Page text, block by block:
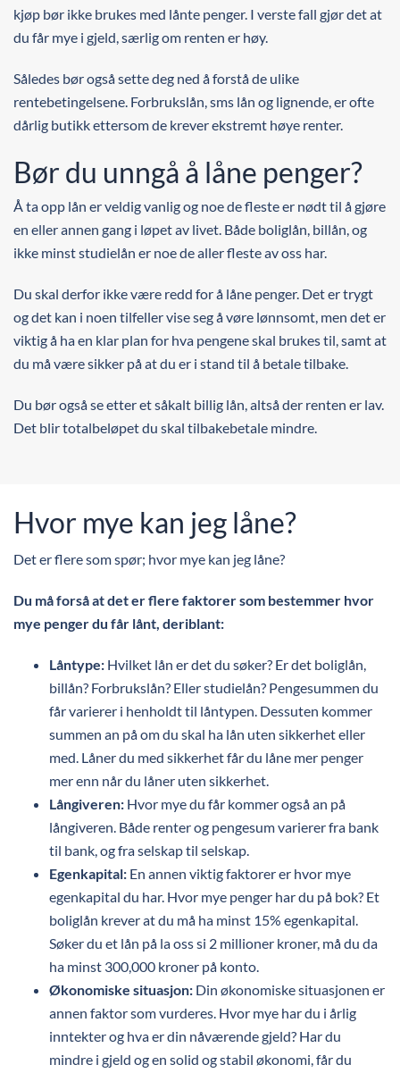
kjøp bør ikke brukes med lånte penger. I verste fall gjør det at
du får mye i gjeld, særlig om renten er høy.
Således bør også sette deg ned å forstå de ulike
rentebetingelsene. Forbrukslån, sms lån og lignende, er ofte
dårlig butikk ettersom de krever ekstremt høye renter.
Bør du unngå å låne penger?
Å ta opp lån er veldig vanlig og noe de fleste er nødt til å gjøre
en eller annen gang i løpet av livet. Både boliglån, billån, og
ikke minst studielån er noe de aller fleste av oss har.
Du skal derfor ikke være redd for å låne penger. Det er trygt
og det kan i noen tilfeller vise seg å vøre lønnsomt, men det er
viktig å ha en klar plan for hva pengene skal brukes til, samt at
du må være sikker på at du er i stand til å betale tilbake.
Du bør også se etter et såkalt billig lån, altså der renten er lav.
Det blir totalbeløpet du skal tilbakebetale mindre.
Hvor mye kan jeg låne?
Det er flere som spør; hvor mye kan jeg låne?
Du må forså at det er flere faktorer som bestemmer hvor
mye penger du får lånt, deriblant:
Låntype: Hvilket lån er det du søker? Er det boliglån,
billån? Forbrukslån? Eller studielån? Pengesummen du
får varierer i henholdt til låntypen. Dessuten kommer
summen an på om du skal ha lån uten sikkerhet eller
med. Låner du med sikkerhet får du låne mer penger
mer enn når du låner uten sikkerhet.
Långiveren: Hvor mye du får kommer også an på
långiveren. Både renter og pengesum varierer fra bank
til bank, og fra selskap til selskap.
Egenkapital: En annen viktig faktorer er hvor mye
egenkapital du har. Hvor mye penger har du på bok? Et
boliglån krever at du må ha minst 15% egenkapital.
Søker du et lån på la oss si 2 millioner kroner, må du da
ha minst 300,000 kroner på konto.
Økonomiske situasjon: Din økonomiske situasjonen er
annen faktor som vurderes. Hvor mye har du i årlig
inntekter og hva er din nåværende gjeld? Har du
mindre i gjeld og en solid og stabil økonomi, får du